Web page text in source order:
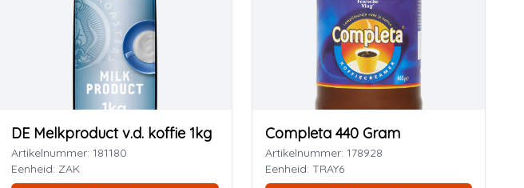
DE Melkproduct v.d. koffie 1kg
Artikelnummer: 181180
Eenheid: ZAK
Completa 440 Gram
Artikelnummer: 178928
Eenheid: TRAY6